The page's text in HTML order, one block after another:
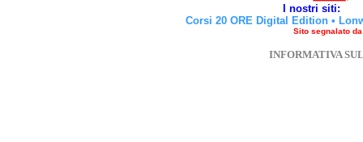
I nostri siti:
Corsi 20 ORE Digital Edition •
Sito segnalato
INFORMATIVA